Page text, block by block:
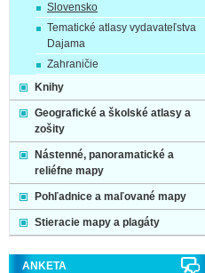
Slovensko
Tematické atlasy vydavateľstva
Dajama
Zahraničie
Knihy
Geografické a školské atlasy a
zošity
Nástenné, panoramatické a
reliéfne mapy
Pohľadnice a maľované mapy
Stieracie mapy a plagáty
ANKETA